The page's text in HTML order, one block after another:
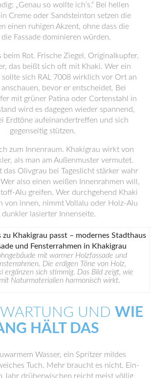
„Genau so wollte ich’s.“ Bei hellen
Creme oder Sandsteinton setzen die
einen ruhigen Akzent, ohne dass die
die Fassade dominieren würden.
beim Rot. Frische Ziegel, Originalkupfer,
das beißt sich oft mit Khaki. Wer ein
sollte sich RAL 7008 wirklich vor Ort an
anschauen, bevor er entscheidet. Bei
mit grüner Patina oder Cortenstahl in
wird es dagegen wieder spannend,
Erdtöne aufeinandertreffen und sich
gegenseitig stützen.
zum Innenraum. Khakigrau wirkt von
als man am Außenmuster vermutet.
das Olivgrau bei Tageslicht stärker wahr
also einen weißen Innenrahmen will,
Alu greifen. Wer durchgehend Khaki
von innen, nimmt Vollalu oder Holz-Alu
dunkler lasierter Innenseite.
mit warmer Holzfassade und
Die erdigen Töne von Holz,
ergänzen sich stimmig. Das Bild zeigt, wie
Naturmaterialien harmonisch wirkt.
WARTUNG UND WIE
HÄLT DAS
Wasser, ein Spritzer mildes
Tuch. Mehr braucht es nicht. Ein-
Jahr drüberwischen reicht meist völlig,